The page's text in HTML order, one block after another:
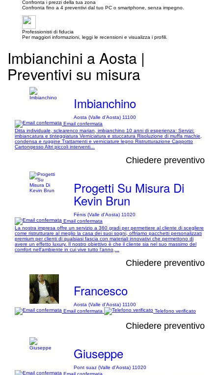
Confronta i prezzi della tua zona
Confronta fino a 4 preventivi dal tuo PC o smartphone, senza impegno.
Professionisti di fiducia
Per maggiori informazioni, leggi le recensioni e visualizza i profili.
Imbianchini a Aosta |
Preventivi su misura
Imbianchino
Aosta (Valle d'Aosta) 11100
Email confermata
Ditta individuale, sclearenco marian, imbianchino 10 anni di esperienza: Servizi:
imbiancatura e tinteggiatura Verniciatura e stuccatura Risoluzione di muffa machie,
condensa e ruggine Trattamenti e verniciature legno Ristrutturazione Cappotto
Cartongesso Altri piccoli interventi...
Chiedere preventivo
Progetti Su Misura Di
Kevin Brun
Fénis (Valle d'Aosta) 11020
Email confermata
La nostra impresa offre un servizio a 360 gradi per permettere al cliente di scegliere
come ristrutturare al meglio la casa dei suoi sogni, offriamo pacchetti personalizzati
premium per clienti di qualsiasi fascia con materiali innovativi che permettono di
avere un effetto luxury. Il nostro obiettivo è che il cliente sia nel suo massimo del
comfort nell'ambiente in cui vive tutto l'anno,...
Chiedere preventivo
Francesco
Aosta (Valle d'Aosta) 11100
Email confermata
Telefono verificato
Chiedere preventivo
Giuseppe
Pont suaz (Valle d'Aosta) 11020
Email confermata